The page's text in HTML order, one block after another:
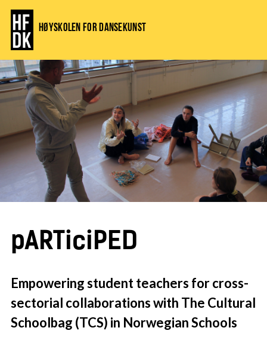
Høyskolen for dansekunst
pARTiciPED
Empowering student teachers for cross-
sectorial collaborations with The Cultural
Schoolbag (TCS) in Norwegian Schools